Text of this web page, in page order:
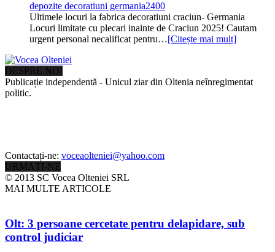
depozite decoratiuni germania2400
Ultimele locuri la fabrica decoratiuni craciun- Germania
Locuri limitate cu plecari inainte de Craciun 2025! Cautam
urgent personal necalificat pentru…[Citește mai mult]
DESPRE NOI
Publicație independentă - Unicul ziar din Oltenia neînregimentat
politic.
Contactați-ne: voceaolteniei@yahoo.com
URMAȚI-NE
© 2013 SC Vocea Olteniei SRL
MAI MULTE ARTICOLE
Olt: 3 persoane cercetate pentru delapidare, sub
control judiciar